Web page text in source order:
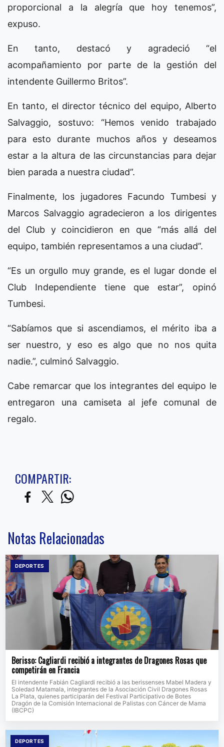
proporcional a la alegría que hoy tenemos”,
expuso.
En tanto, destacó y agradeció “el
acompañamiento por parte de la gestión del
intendente Guillermo Britos”.
En tanto, el director técnico del equipo, Alberto
Salvaggio, sostuvo: “Hemos venido trabajado
para esto durante muchos años y deseamos
estar a la altura de las circunstancias para dejar
bien parada a nuestra ciudad”.
Finalmente, los jugadores Facundo Tumbesi y
Marcos Salvaggio agradecieron a los dirigentes
del Club y coincidieron en que “más allá del
equipo, también representamos a una ciudad”.
“Es un orgullo muy grande, es el lugar donde el
Club Independiente tiene que estar”, opinó
Tumbesi.
“Sabíamos que si ascendiamos, el mérito iba a
ser nuestro, y eso es algo que no nos quita
nadie.”, culminó Salvaggio.
Cabe remarcar que los integrantes del equipo le
entregaron una camiseta al jefe comunal de
regalo.
COMPARTIR:
Notas Relacionadas
DEPORTES
Berisso: Cagliardi recibió a integrantes de Dragones Rosas que
competirán en Francia
El intendente Fabián Cagliardi recibió a las berissenses Mabel Madera y
Soledad Matamala, integrantes de la Asociación Civil Dragones Rosas
La Plata, quienes participarán del Festival Participativo de Botes
Dragón de la Comisión Internacional de Palistas con Cáncer de Mama
(IBCPC)
DEPORTES